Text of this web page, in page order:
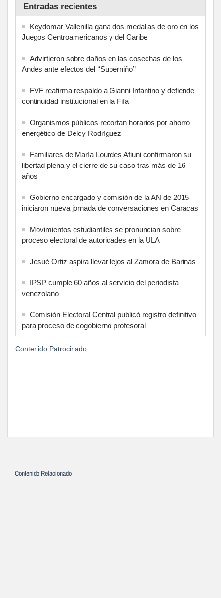
Entradas recientes
Keydomar Vallenilla gana dos medallas de oro en los
Juegos Centroamericanos y del Caribe
Advirtieron sobre daños en las cosechas de los
Andes ante efectos del ‘‘Superniño’’
FVF reafirma respaldo a Gianni Infantino y defiende
continuidad institucional en la Fifa
Organismos públicos recortan horarios por ahorro
energético de Delcy Rodríguez
Familiares de María Lourdes Afiuni confirmaron su
libertad plena y el cierre de su caso tras más de 16
años
Gobierno encargado y comisión de la AN de 2015
iniciaron nueva jornada de conversaciones en Caracas
Movimientos estudiantiles se pronuncian sobre
proceso electoral de autoridades en la ULA
Josué Ortiz aspira llevar lejos al Zamora de Barinas
IPSP cumple 60 años al servicio del periodista
venezolano
Comisión Electoral Central publicó registro definitivo
para proceso de cogobierno profesoral
Contenido Patrocinado
Contenido Relacionado